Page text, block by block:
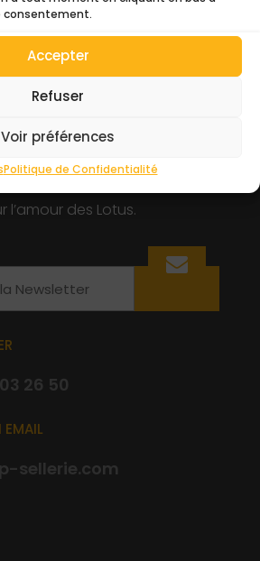
consentement.
Accepter
Refuser
Voir préférences
Politique de Confidentialité
sur la
l’amour des Lotus.
26 50
EMAIL
sellerie.com